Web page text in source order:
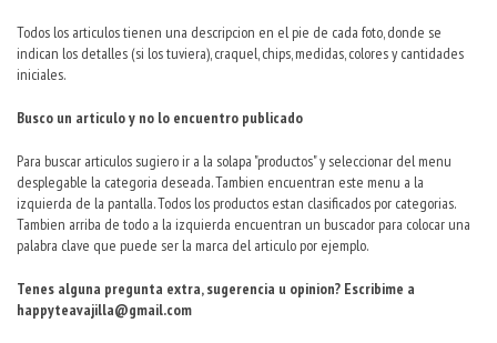
Todos los articulos tienen una descripcion en el pie de cada foto, donde se
indican los detalles (si los tuviera), craquel, chips, medidas, colores y cantidades
iniciales.
Busco un articulo y no lo encuentro publicado
Para buscar articulos sugiero ir a la solapa "productos" y seleccionar del menu
desplegable la categoria deseada. Tambien encuentran este menu a la
izquierda de la pantalla. Todos los productos estan clasificados por categorias.
Tambien arriba de todo a la izquierda encuentran un buscador para colocar una
palabra clave que puede ser la marca del articulo por ejemplo.
Tenes alguna pregunta extra, sugerencia u opinion? Escribime a
happyteavajilla@gmail.com